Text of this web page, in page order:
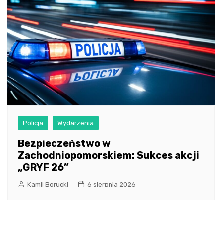
Policja Wydarzenia
Bezpieczeństwo w
Zachodniopomorskiem: Sukces akcji
„GRYF 26”
Kamil Borucki 6 sierpnia 2026